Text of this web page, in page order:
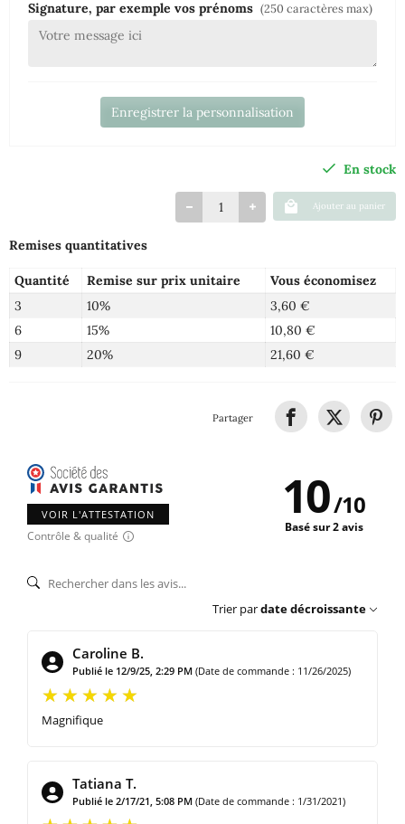
Signature, par exemple vos prénoms (250 caractères max)
Enregistrer la personnalisation
En stock
Ajouter au panier
Remises quantitatives
Quantité Remise sur prix unitaire
Vous économisez
3
10%
3,60 €
6
15%
10,80 €
9
20% 21,60 €
Partager
VOIR L'ATTESTATION
Contrôle & qualité
10/10
Basé sur 2 avis
Trier pardate décroissante
Caroline B.
Publié le 12/9/25, 2:29 PM (Date de commande : 11/26/2025)
Magnifique
Tatiana T.
Publié le 2/17/21, 5:08 PM (Date de commande : 1/31/2021)